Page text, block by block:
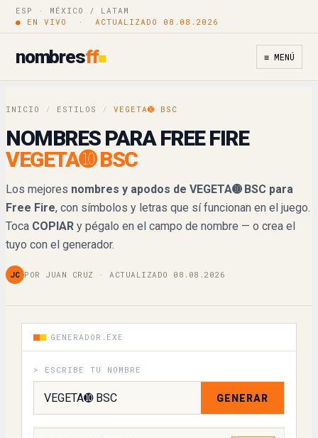
ESP · MÉXICO / LATAM
● EN VIVO · ACTUALIZADO 08.08.2026
nombresff ≡ MENÚ
INICIO / ESTILOS / VEGETA➓ BSC
NOMBRES PARA FREE FIRE
VEGETA➓ BSC
Los mejores nombres y apodos de VEGETA➓ BSC para
Free Fire, con símbolos y letras que sí funcionan en el juego.
Toca COPIAR y pégalo en el campo de nombre — o crea el
tuyo con el generador.
JC POR JUAN CRUZ · ACTUALIZADO 08.08.2026
GENERADOR.EXE
> ESCRIBE TU NOMBRE
GENERAR
VEGETA➓BSC
𝔙𝔈𝔊𝔈𝔗𝔄➓𝔅𝔖ℭ Copiar
𝓥𝓔𝓖𝓔𝓣𝓐➓𝓑𝓢𝓒 Copiar
𝕍𝔼𝔾𝔼𝕋𝔸➓𝔹𝕊ℂ
𝐕𝐄𝐆𝐄𝐓𝐀➓𝐁𝐒𝐂 Copiar
𝙑𝙀𝙂𝙀𝙏𝘼➓𝘽𝙎𝘾 Copiar
ꏝꍟꁍꍟ꓅ꋫ➓ꃃꌚꏸ
꒦ꏂꍌꏂ꓄ꋬ➓ꃳꇙꉔ